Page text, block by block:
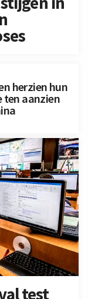
herzien hun
ten aanzien
test